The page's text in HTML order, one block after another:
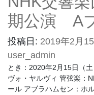
期公演 A
投稿日: 2019年2月
user_admin
とき：2020年2月15日（
ヴォ・ヤルヴィ 管弦楽：
ール アブラハムセン：ホ